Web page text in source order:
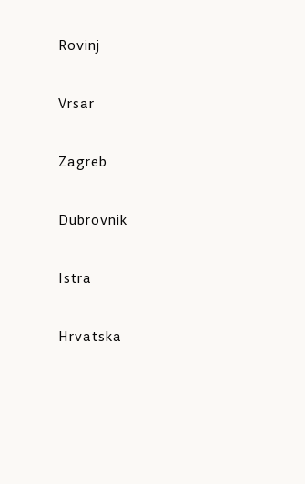
Rovinj
Vrsar
Zagreb
Dubrovnik
Istra
Hrvatska